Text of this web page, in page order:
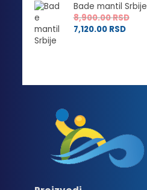
Bade mantil Srbije
8,900.00RSD
7,120.00 RSD